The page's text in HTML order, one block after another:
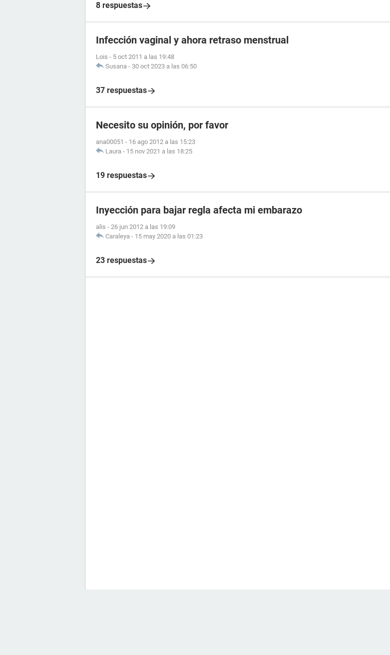
8 respuestas
Infección vaginal y ahora retraso menstrual
Lois - 5 oct 2011 a las 19:48
Susana - 30 oct 2023 a las 06:50
37 respuestas
Necesito su opinión, por favor
ana00051 - 16 ago 2012 a las 15:23
Laura - 15 nov 2021 a las 18:25
19 respuestas
Inyección para bajar regla afecta mi embarazo
alis - 26 jun 2012 a las 19:09
Caraleya - 15 may 2020 a las 01:23
23 respuestas